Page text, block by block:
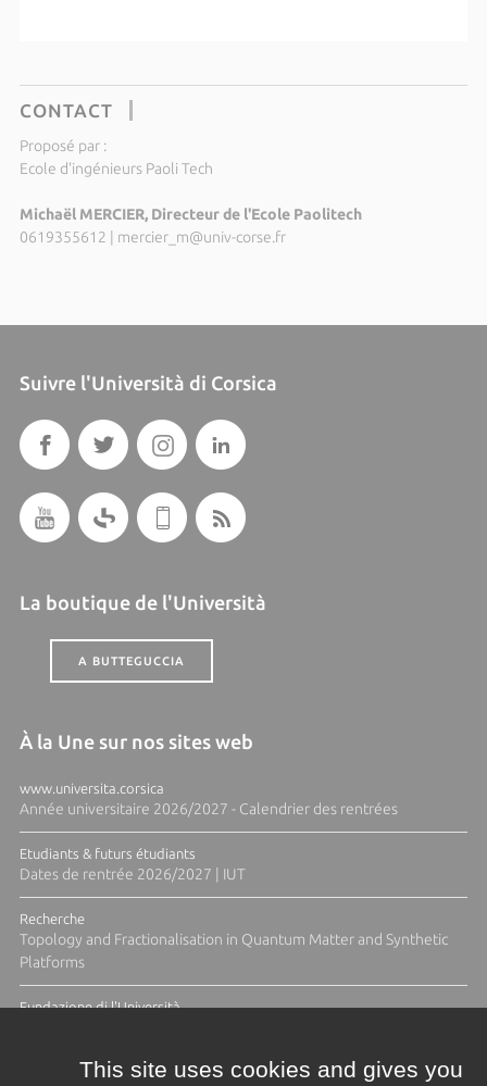
CONTACT
Proposé par :
Ecole d'ingénieurs Paoli Tech
Michaël MERCIER, Directeur de l'Ecole Paolitech
0619355612 | mercier_m@univ-corse.fr
Suivre l'Università di Corsica
La boutique de l'Università
A BUTTEGUCCIA
À la Une sur nos sites web
www.universita.corsica
Année universitaire 2026/2027 - Calendrier des rentrées
Etudiants & futurs étudiants
Dates de rentrée 2026/2027 | IUT
Recherche
Topology and Fractionalisation in Quantum Matter and Synthetic
Platforms
Fundazione di l'Università
This site uses cookies and gives you